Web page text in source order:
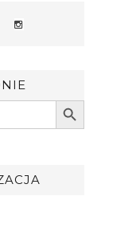
Search Button